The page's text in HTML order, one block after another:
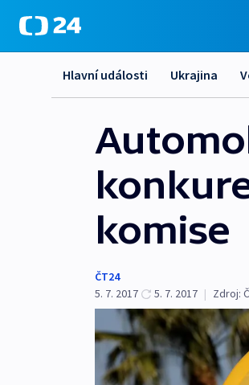
Hlavní události Ukrajina
komise
ČT24
5. 7. 2017
5. 7. 2017 | Zdroj: